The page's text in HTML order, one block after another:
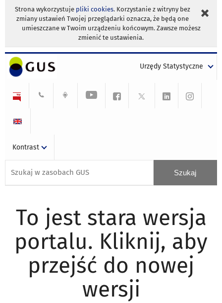
Strona wykorzystuje pliki cookies. Korzystanie z witryny bez
zmiany ustawień Twojej przeglądarki oznacza, że będą one
umieszczane w Twoim urządzeniu końcowym. Zawsze możesz
zmienić te ustawienia.
Urzędy Statystyczne
Kontrast
To jest stara wersja
portalu. Kliknij, aby
przejść do nowej
wersji